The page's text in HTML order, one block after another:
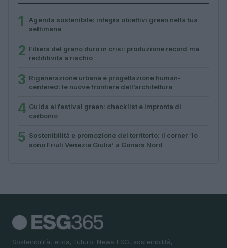
1
Agenda sostenibile: integra obiettivi green nella tua
settimana
2 Filiera del grano duro in crisi: produzione record ma
redditività a rischio
3 Rigenerazione urbana e progettazione human-
centered: le nuove frontiere dell’architettura
4 Guida ai festival green: checklist e impronta di
carbonio
5 Sostenibilità e promozione del territorio: il corner ‘Io
sono Friuli Venezia Giulia’ a Gonars Nord
Sostenibilità, etica, futuro. News ESG, sostenibilità,